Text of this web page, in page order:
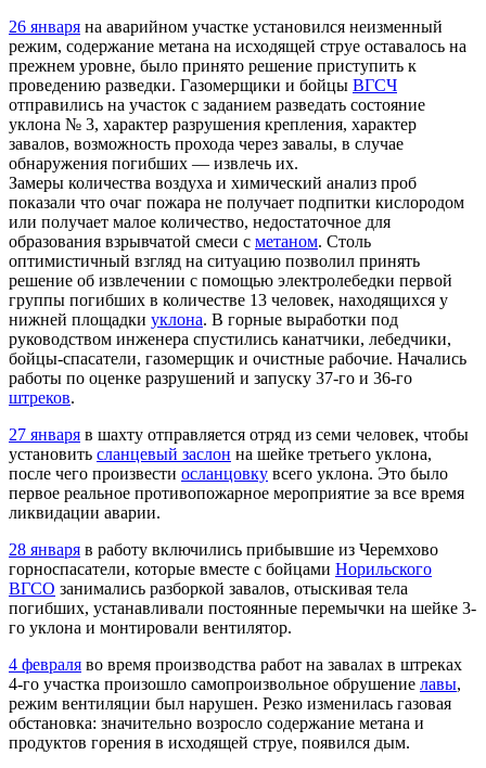
26 января на аварийном участке установился неизменный
режим, содержание метана на исходящей струе оставалось на
прежнем уровне, было принято решение приступить к
проведению разведки. Газомерщики и бойцы ВГСЧ
отправились на участок с заданием разведать состояние
уклона № 3, характер разрушения крепления, характер
завалов, возможность прохода через завалы, в случае
обнаружения погибших — извлечь их.
Замеры количества воздуха и химический анализ проб
показали что очаг пожара не получает подпитки кислородом
или получает малое количество, недостаточное для
образования взрывчатой смеси с метаном. Столь
оптимистичный взгляд на ситуацию позволил принять
решение об извлечении с помощью электролебедки первой
группы погибших в количестве 13 человек, находящихся у
нижней площадки уклона. В горные выработки под
руководством инженера спустились канатчики, лебедчики,
бойцы-спасатели, газомерщик и очистные рабочие. Начались
работы по оценке разрушений и запуску 37-го и 36-го
штреков.
27 января в шахту отправляется отряд из семи человек, чтобы
установить сланцевый заслон на шейке третьего уклона,
после чего произвести осланцовку всего уклона. Это было
первое реальное противопожарное мероприятие за все время
ликвидации аварии.
28 января в работу включились прибывшие из Черемхово
горноспасатели, которые вместе с бойцами Норильского
ВГСО занимались разборкой завалов, отыскивая тела
погибших, устанавливали постоянные перемычки на шейке 3-
го уклона и монтировали вентилятор.
4 февраля во время производства работ на завалах в штреках
4-го участка произошло самопроизвольное обрушение лавы,
режим вентиляции был нарушен. Резко изменилась газовая
обстановка: значительно возросло содержание метана и
продуктов горения в исходящей струе, появился дым.